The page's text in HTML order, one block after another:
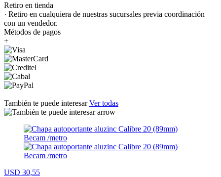
Retiro en tienda
· Retiro en cualquiera de nuestras sucursales previa coordinación
con un vendedor.
Métodos de pagos
+
También te puede interesarVer todas
USD 30,55